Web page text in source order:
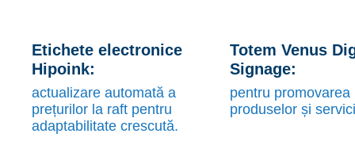
Etichete electronice
Hipoink:
actualizare automată a
prețurilor la raft pentru
adaptabilitate crescută.
Totem Venus
Signage:
pentru promovarea
produselor și